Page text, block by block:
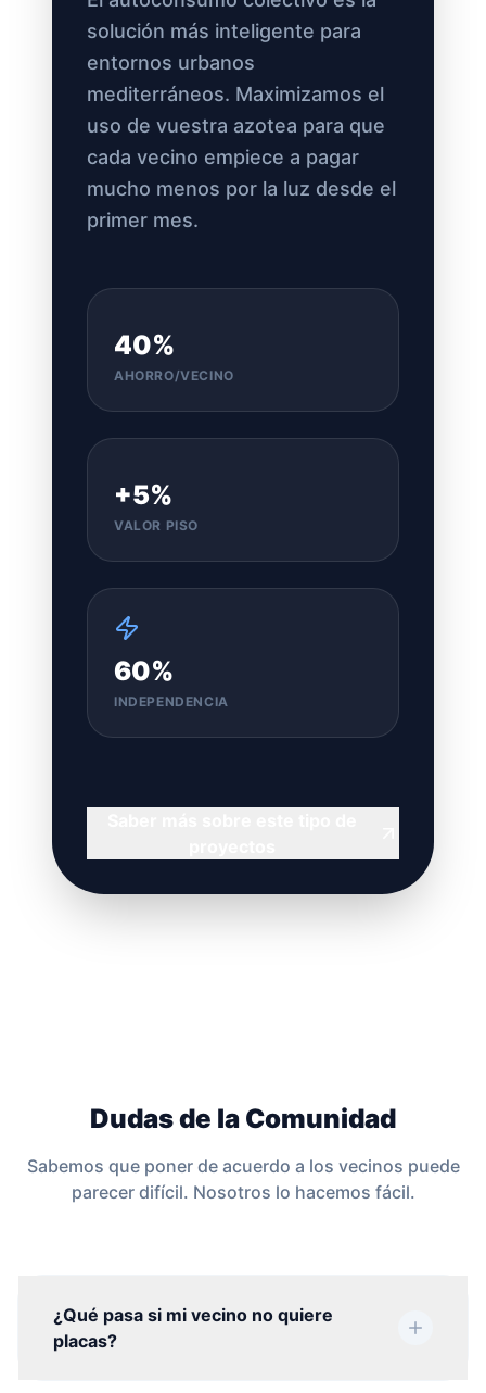
solución más inteligente para
entornos urbanos
mediterráneos. Maximizamos el
uso de vuestra azotea para que
cada vecino empiece a pagar
mucho menos por la luz desde el
primer mes.
40%
AHORRO/VECINO
+5%
VALOR PISO
60%
INDEPENDENCIA
Dudas de la Comunidad
Sabemos que poner de acuerdo a los vecinos puede
parecer difícil. Nosotros lo hacemos fácil.
¿Qué pasa si mi vecino no quiere
placas?